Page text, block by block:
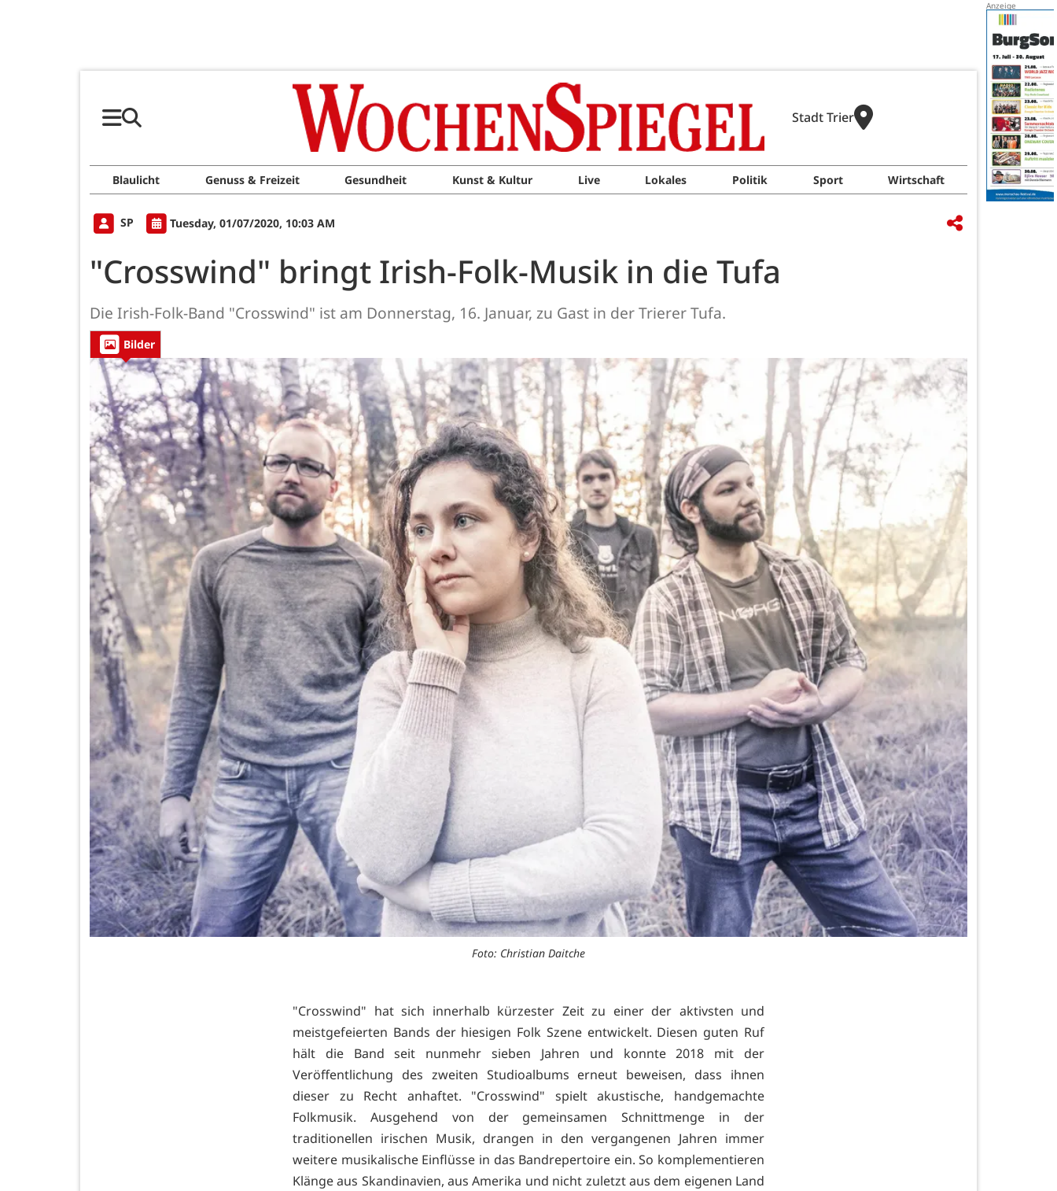
Stadt Trier
Blaulicht Genuss & Freizeit Gesundheit Kunst & Kultur Live Lokales Politik Sport Wirtschaft
SP Tuesday, 01/07/2020, 10:03 AM
"Crosswind" bringt Irish-Folk-Musik in die Tufa
Die Irish-Folk-Band "Crosswind" ist am Donnerstag, 16. Januar, zu Gast in der Trierer Tufa.
Bilder
Foto: Christian Daitche
"Crosswind" hat sich innerhalb kürzester Zeit zu einer der aktivsten und
meistgefeierten Bands der hiesigen Folk Szene entwickelt. Diesen guten Ruf
hält die Band seit nunmehr sieben Jahren und konnte 2018 mit der
Veröffentlichung des zweiten Studioalbums erneut beweisen, dass ihnen
dieser zu Recht anhaftet. "Crosswind" spielt akustische, handgemachte
Folkmusik. Ausgehend von der gemeinsamen Schnittmenge in der
traditionellen irischen Musik, drangen in den vergangenen Jahren immer
weitere musikalische Einflüsse in das Bandrepertoire ein. So komplementieren
Klänge aus Skandinavien, aus Amerika und nicht zuletzt aus dem eigenen Land